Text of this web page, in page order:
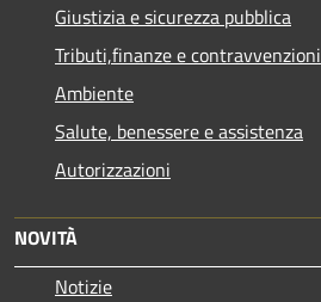
Giustizia e sicurezza pubblica
Tributi,finanze e contravvenzioni
Ambiente
Salute, benessere e assistenza
Autorizzazioni
NOVITÀ
Notizie